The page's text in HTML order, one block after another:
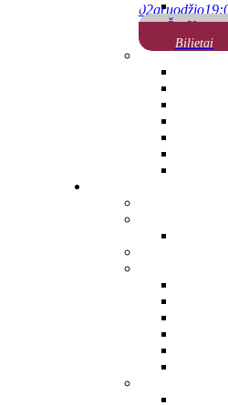
02gruodžio
Šv.
Bilietai